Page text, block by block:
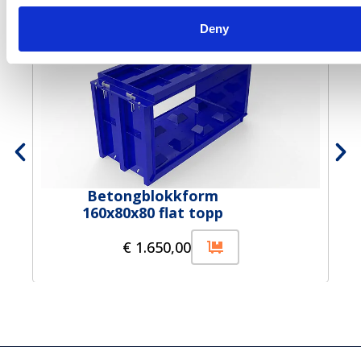
Deny
Betongblokkform
160x80x80 flat topp
€1.650,00